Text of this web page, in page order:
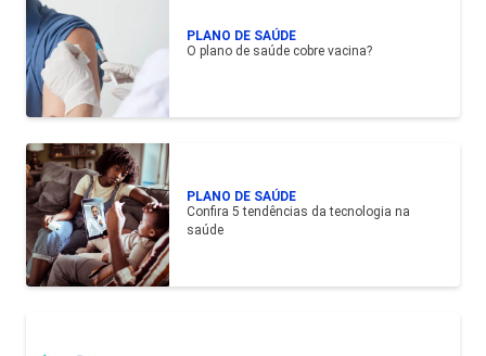
PLANO DE SAÚDE
O plano de saúde cobre vacina?
PLANO DE SAÚDE
Confira 5 tendências da tecnologia na
saúde